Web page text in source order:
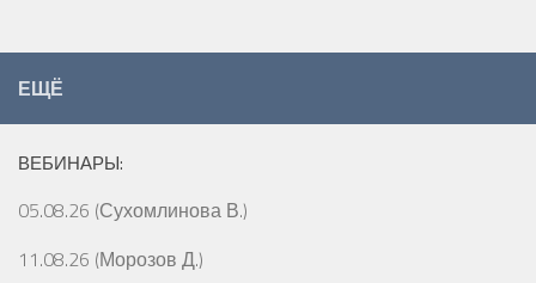
ЕЩЁ
ВЕБИНАРЫ:
05.08.26 (Сухомлинова В.)
11.08.26 (Морозов Д.)